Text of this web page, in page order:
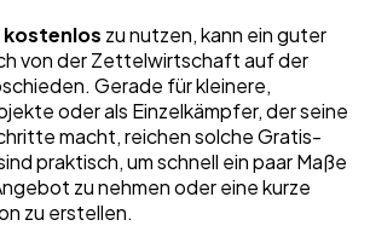
zu nutzen, kann ein guter
von der Zettelwirtschaft auf der
Gerade für kleinere,
oder als Einzelkämpfer, der seine
macht, reichen solche Gratis-
praktisch, um schnell ein paar Maße
zu nehmen oder eine kurze
zu erstellen.